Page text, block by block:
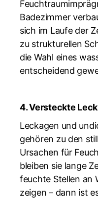
Badezimmer
sich im Laufe der
zu strukturellen
die Wahl eines
entscheidend
4. Versteckte
Leckagen und
gehören zu den
Ursachen für
bleiben sie lange
feuchte Stellen an
zeigen – dann ist